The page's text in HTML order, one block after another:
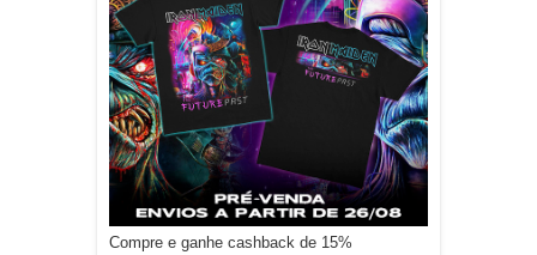
Compre e ganhe cashback de 15%